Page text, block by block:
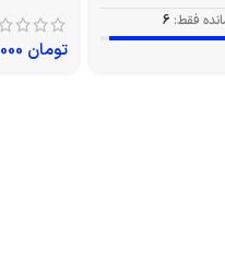
فقط: 6
تومان